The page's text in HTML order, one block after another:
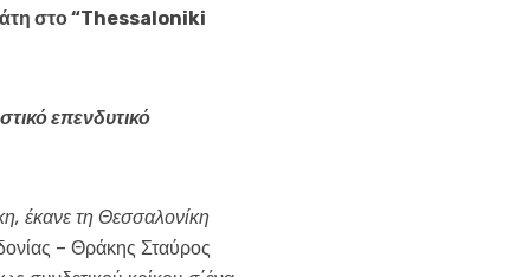
στο “Thessaloniki
επενδυτικό
έκανε τη Θεσσαλονίκη
– Θράκης Σταύρος